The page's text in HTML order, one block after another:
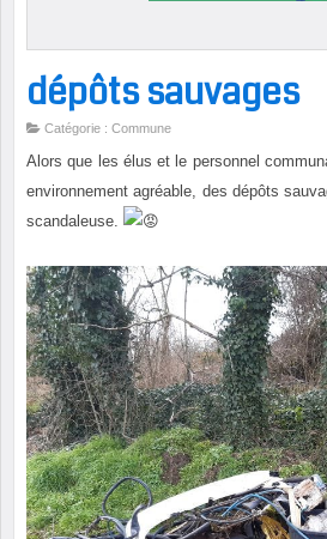
dépôts sauvages
Catégorie : Commune
Alors que les élus et le personnel
environnement agréable, des dépôts
scandaleuse.